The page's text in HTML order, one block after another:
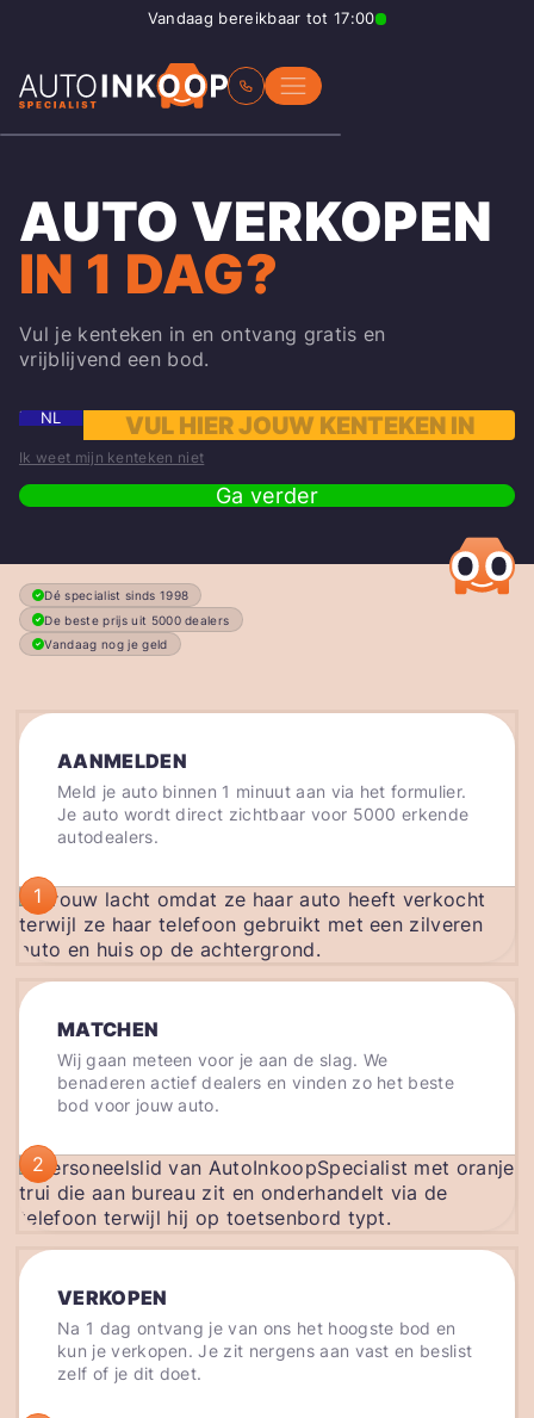
Vandaag bereikbaar tot 17:00
AUTO VERKOPEN
IN 1 DAG?
Vul je kenteken in en ontvang gratis en
vrijblijvend een bod.
NL
Ik weet mijn kenteken niet
Ga verder
Dé specialist sinds 1998
De beste prijs uit 5000 dealers
Vandaag nog je geld
AANMELDEN
Meld je auto binnen 1 minuut aan via het formulier.
Je auto wordt direct zichtbaar voor 5000 erkende
autodealers.
1
MATCHEN
Wij gaan meteen voor je aan de slag. We
benaderen actief dealers en vinden zo het beste
bod voor jouw auto.
2
VERKOPEN
Na 1 dag ontvang je van ons het hoogste bod en
kun je verkopen. Je zit nergens aan vast en beslist
zelf of je dit doet.